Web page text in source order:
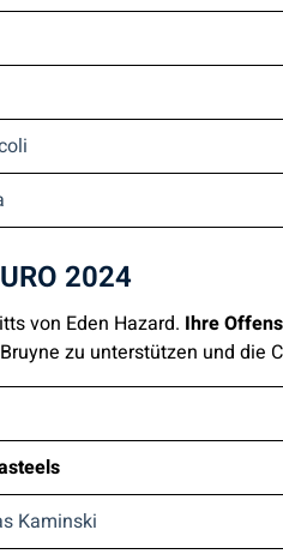
2024
von Eden Hazard. Ihre
zu unterstützen und die
Kaminski